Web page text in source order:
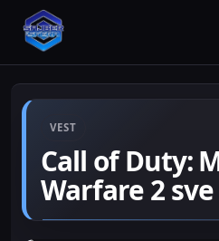
VEST
Call of Duty:
Warfare 2